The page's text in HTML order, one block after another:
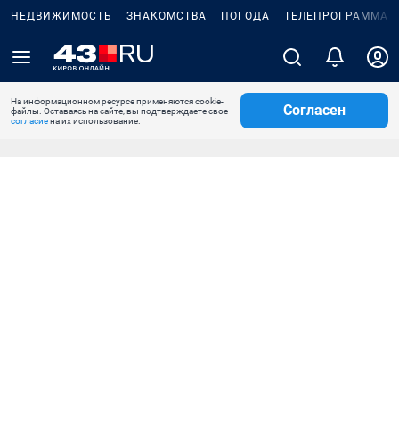
НЕДВИЖИМОСТЬ ЗНАКОМСТВА ПОГОДА ТЕЛЕПРОГРАММА
На информационном ресурсе применяются cookie-
файлы. Оставаясь на сайте, вы подтверждаете свое
согласиена их использование.
Согласен